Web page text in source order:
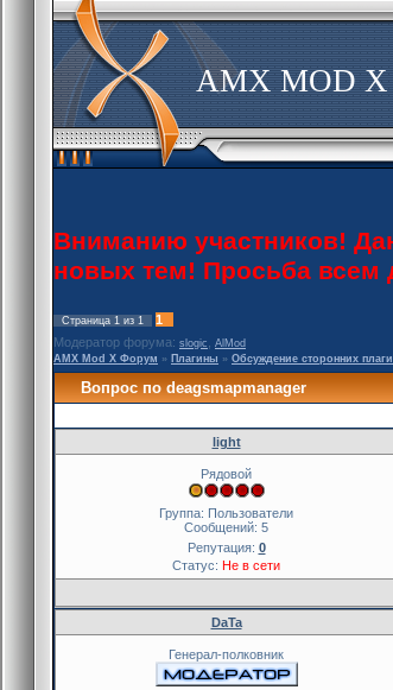
AMX MOD X
Вниманию участников!
новых тем! Просьба всем
Страница 1 из 1
1
Модератор форума: slogic
AlMod
AMX Mod X Форум » Плагины » Обсуждение сторонних
Вопрос по deagsmapmanager
light
Рядовой
Группа: Пользователи
Сообщений: 5
Репутация: 0
Статус: Не в сети
DaTa
Генерал-полковник